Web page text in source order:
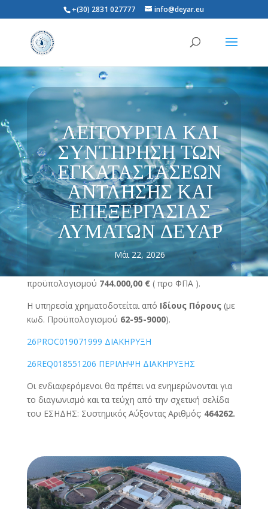
+(30) 2831 027777 info@deyar.eu
ΛΕΙΤΟΥΡΓΙΑ ΚΑΙ
ΣΥΝΤΗΡΗΣΗ ΤΩΝ
ΕΓΚΑΤΑΣΤΑΣΕΩΝ
ΑΝΤΛΗΣΗΣ ΚΑΙ
ΕΠΕΞΕΡΓΑΣΙΑΣ
ΛΥΜΑΤΩΝ ΔΕΥΑΡ
Μάι 22, 2026
προϋπολογισμού 744.000,00 € ( προ ΦΠΑ ).
Η υπηρεσία χρηματοδοτείται από Ιδίους Πόρους (με
κωδ. Προϋπολογισμού 62-95-9000).
26PROC019071999 ΔΙΑΚΗΡΥΞΗ
26REQ018551206 ΠΕΡΙΛΗΨΗ ΔΙΑΚΗΡΥΞΗΣ
Οι ενδιαφερόμενοι θα πρέπει να ενημερώνονται για
το διαγωνισμό και τα τεύχη από την σχετική σελίδα
του ΕΣΗΔΗΣ: Συστημικός Αύξοντας Αριθμός: 464262.